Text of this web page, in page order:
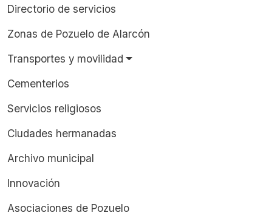
Directorio de servicios
Zonas de Pozuelo de Alarcón
Transportes y movilidad
Cementerios
Servicios religiosos
Ciudades hermanadas
Archivo municipal
Innovación
Asociaciones de Pozuelo